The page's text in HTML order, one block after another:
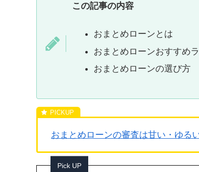
この記事の内容
おまとめローンとは
おまとめローンおすすめ
おまとめローンの選び方
おまとめローンの審査は甘い・ゆる
Pick UP